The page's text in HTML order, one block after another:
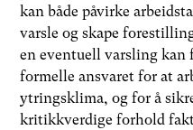
kan både påvirke
varsle og skape
en eventuell varsling kan
formelle ansvaret for at
ytringsklima, og for å
kritikkverdige forhold